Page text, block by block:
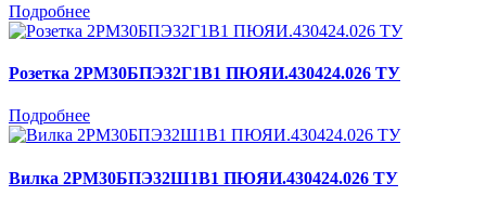
Подробнее
Розетка 2РМ30БПЭ32Г1В1 ПЮЯИ.430424.026 ТУ
Подробнее
Вилка 2РМ30БПЭ32Ш1В1 ПЮЯИ.430424.026 ТУ